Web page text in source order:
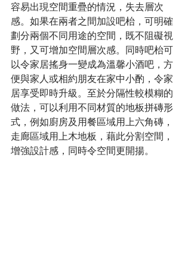
容易出現空間重疊的情況，失去層次
感。如果在兩者之間加設吧枱，可明確
劃分兩個不同用途的空間，既不阻礙視
野，又可增加空間層次感。同時吧枱可
以令家居搖身一變成為溫馨小酒吧，方
便與家人或相約朋友在家中小酌，令家
居享受即時升級。至於分隔性較模糊的
做法，可以利用不同材質的地板拼磚形
式，例如廚房及用餐區域用上六角磚，
走廊區域用上木地板，藉此分割空間，
增強設計感，同時令空間更開揚。